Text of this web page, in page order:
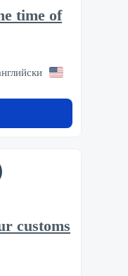
time of
customs